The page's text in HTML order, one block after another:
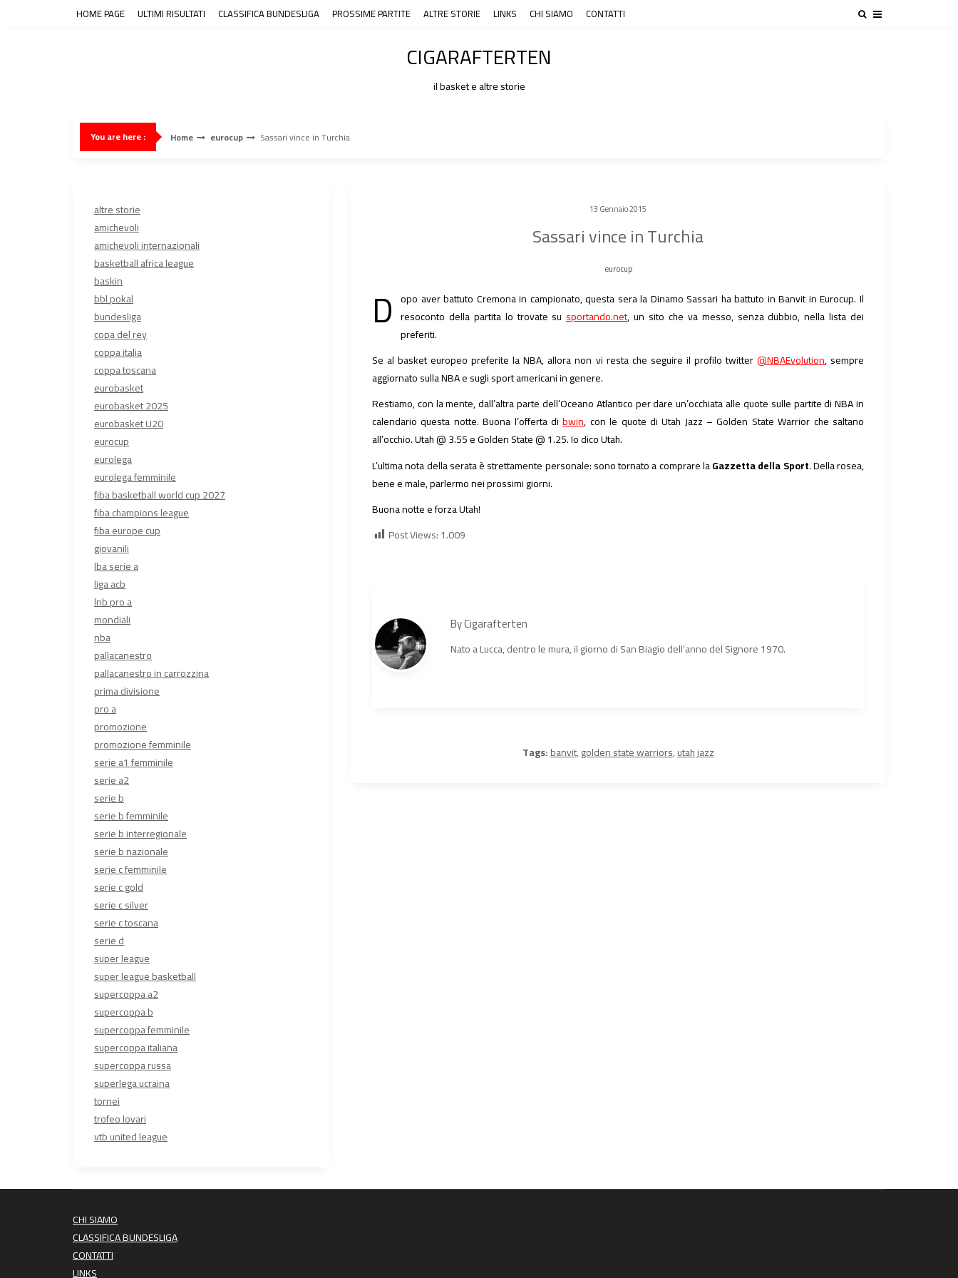
HOME PAGE ULTIMI RISULTATI CLASSIFICA BUNDESLIGA PROSSIME PARTITE ALTRE STORIE LINKS CHI SIAMO CONTATTI
CIGARAFTERTEN
il basket e altre storie
You are here : Home eurocup Sassari vince in Turchia
13 Gennaio 2015
Sassari vince in Turchia
eurocup
D opo aver battuto Cremona in campionato, questa sera la Dinamo Sassari ha battuto in Banvit in Eurocup. Il
resoconto della partita lo trovate susportando.net, un sito che va messo, senza dubbio, nella lista dei
preferiti.
Se al basket europeo preferite la NBA, allora non vi resta che seguire il profilo twitter@NBAEvolution, sempre
aggiornato sulla NBA e sugli sport americani in genere.
Restiamo, con la mente, dall’altra parte dell’Oceano Atlantico per dare un’occhiata alle quote sulle partite di NBA in
calendario questa notte. Buona l’offerta dibwin, con le quote di Utah Jazz – Golden State Warrior che saltano
all’occhio. Utah @ 3.55 e Golden State @ 1.25. Io dico Utah.
L’ultima nota della serata è strettamente personale: sono tornato a comprare laGazzetta della Sport. Della rosea,
bene e male, parlermo nei prossimi giorni.
Buona notte e forza Utah!
Post Views:1.009
ByCigarafterten
Nato a Lucca, dentro le mura, il giorno di San Biagio dell’anno del Signore 1970.
Tags:banvit,golden state warriors,utah jazz
altre storie
amichevoli
amichevoli internazionali
basketball africa league
baskin
bbl pokal
bundesliga
copa del rey
coppa italia
coppa toscana
eurobasket
eurobasket 2025
eurobasket U20
eurocup
eurolega
eurolega femminile
fiba basketball world cup 2027
fiba champions league
fiba europe cup
giovanili
lba serie a
liga acb
lnb pro a
mondiali
nba
pallacanestro
pallacanestro in carrozzina
prima divisione
pro a
promozione
promozione femminile
serie a1 femminile
serie a2
serie b
serie b femminile
serie b interregionale
serie b nazionale
serie c femminile
serie c gold
serie c silver
serie c toscana
serie d
super league
super league basketball
supercoppa a2
supercoppa b
supercoppa femminile
supercoppa italiana
supercoppa russa
superlega ucraina
tornei
trofeo lovari
vtb united league
CHI SIAMO
CLASSIFICA BUNDESLIGA
CONTATTI
LINKS